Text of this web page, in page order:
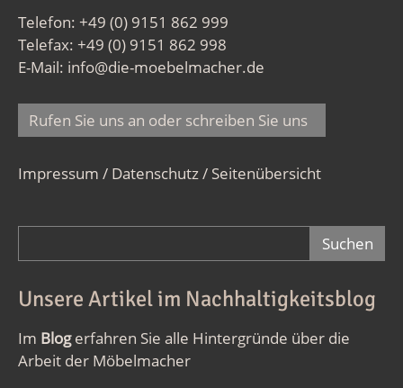
Telefon: +49 (0) 9151 862 999
Telefax: +49 (0) 9151 862 998
E-Mail: info@die-moebelmacher.de
Rufen Sie uns an oder schreiben Sie uns
Impressum / Datenschutz/ Seitenübersicht
Unsere Artikel im Nachhaltigkeitsblog
Im Blogerfahren Sie alle Hintergründe über die
Arbeit der Möbelmacher